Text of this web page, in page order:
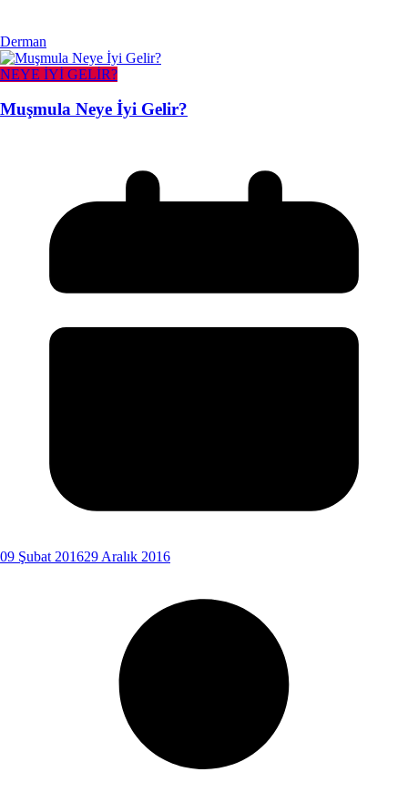
Derman
NEYE İYİ GELİR?
Muşmula Neye İyi Gelir?
09 Şubat 201629 Aralık 2016